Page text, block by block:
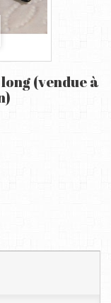
(vendue à